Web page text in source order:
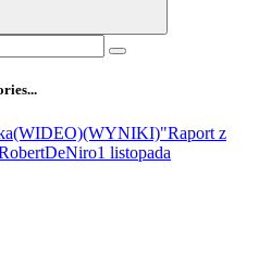
(WIDEO)(WYNIKI)"Raport z
1 listopada